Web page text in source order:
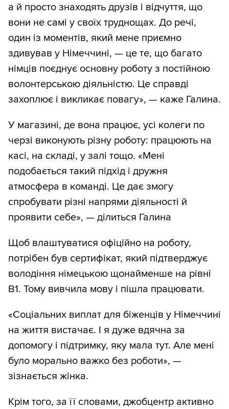
а й просто знаходять друзів і відчуття, що
вони не самі у своїх труднощах. До речі,
один із моментів, який мене приємно
здивував у Німеччині, — це те, що багато
німців поєднує основну роботу з постійною
волонтерською діяльністю. Це справді
захоплює і викликає повагу», — каже Галина.
У магазині, де вона працює, усі колеги по
черзі виконують різну роботу: працюють на
касі, на складі, у залі тощо. «Мені
подобається такий підхід і дружня
атмосфера в команді. Це дає змогу
спробувати різні напрями діяльності й
проявити себе», — ділиться Галина
Щоб влаштуватися офіційно на роботу,
потрібен був сертифікат, який підтверджує
володіння німецькою щонайменше на рівні
В1. Тому вивчила мову і пішла працювати.
«Соціальних виплат для біженців у Німеччині
на життя вистачає. І я дуже вдячна за
допомогу і підтримку, яку мала тут. Але мені
було морально важко без роботи», —
зізнається жінка.
Крім того, за її словами, джобцентр активно